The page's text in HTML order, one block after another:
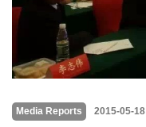
Media Reports 2015-05-18